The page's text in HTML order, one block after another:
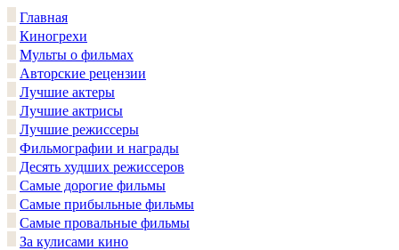
Главная
Киногрехи
Мульты о фильмах
Авторские рецензии
Лучшие актеры
Лучшие актрисы
Лучшие режиссеры
Фильмографии и награды
Десять худших режиссеров
Самые дорогие фильмы
Самые прибыльные фильмы
Самые провальные фильмы
За кулисами кино